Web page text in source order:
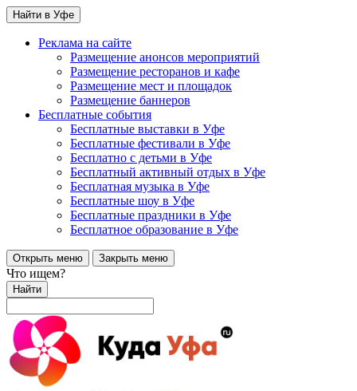
Найти в Уфе
Реклама на сайте
Размещение анонсов мероприятий
Размещение ресторанов и кафе
Размещение мест и площадок
Размещение баннеров
Бесплатные события
Бесплатные выставки в Уфе
Бесплатные фестивали в Уфе
Бесплатно с детьми в Уфе
Бесплатный активный отдых в Уфе
Бесплатная музыка в Уфе
Бесплатные шоу в Уфе
Бесплатные праздники в Уфе
Бесплатное образование в Уфе
Открыть меню Закрыть меню
Что ищем?
Найти